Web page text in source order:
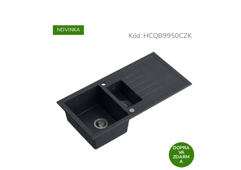
NOVINKA
DOPRA
VA
ZDARM
A
Kód: HCQB9950CZK